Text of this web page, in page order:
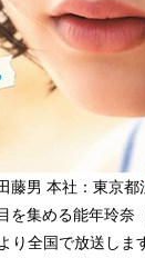
男 本社：東京都
を集める能年玲
り全国で放送しま